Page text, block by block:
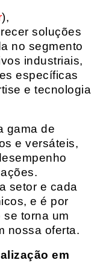
),
soluções
no segmento
industriais,
específicas
e tecnologia
gama de
e versáteis,
setor e cada
e é por
torna um
nossa oferta.
em